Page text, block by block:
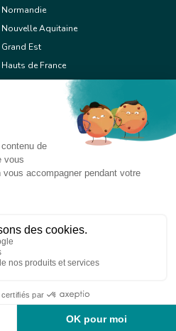
l'Adresse
Aquitaine
Est
de France
de France
Val de Loire
Alpes Côte d'Azur